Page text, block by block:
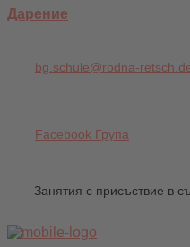
Дарение
bg.schule@rodna-
Facebook Група
Занятия с присъствие в